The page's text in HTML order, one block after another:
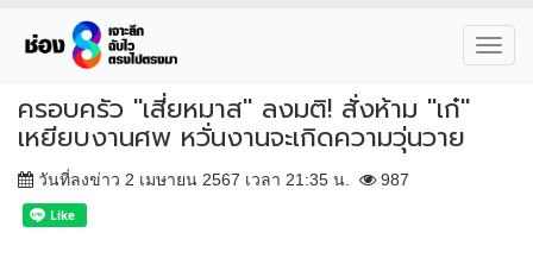
ครอบครัว "เสี่ยหมาส" ลงมติ! สั่งห้าม "เก๋"
เหยียบงานศพ หวั่นงานจะเกิดความวุ่นวาย
วันที่ลงข่าว 2 เมษายน 2567 เวลา 21:35 น. 987